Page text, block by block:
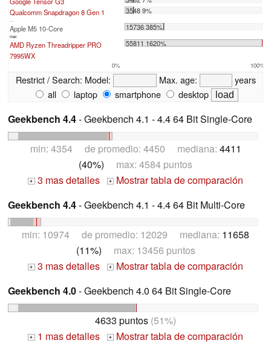
Qualcomm Snapdragon 8 Gen 1
3548 9%
...
Apple M5 10-Core 15736 385%
max:
AMD Ryzen Threadripper PRO
7995WX
55811 1620%
0% 100%
Restrict / Search: Model: Max. age:
years
all
laptop smartphone desktop
Geekbench 4.4- Geekbench 4.1 - 4.4 64 Bit Single-Core
min: 4354 de promedio: 4450 mediana: 4411
(40%) max: 4584 puntos
+ 3 mas detalles +
Mostrar tabla de comparación
Geekbench 4.4- Geekbench 4.1 - 4.4 64 Bit Multi-Core
min: 10974 de promedio: 12029 mediana: 11658
(11%) max: 13456 puntos
+ 3 mas detalles +
Mostrar tabla de comparación
Geekbench 4.0- Geekbench 4.0 64 Bit Single-Core
4633 puntos (51%)
+ 1 mas detalles +
Mostrar tabla de comparación